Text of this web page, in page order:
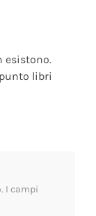
esistono.
libri
I campi